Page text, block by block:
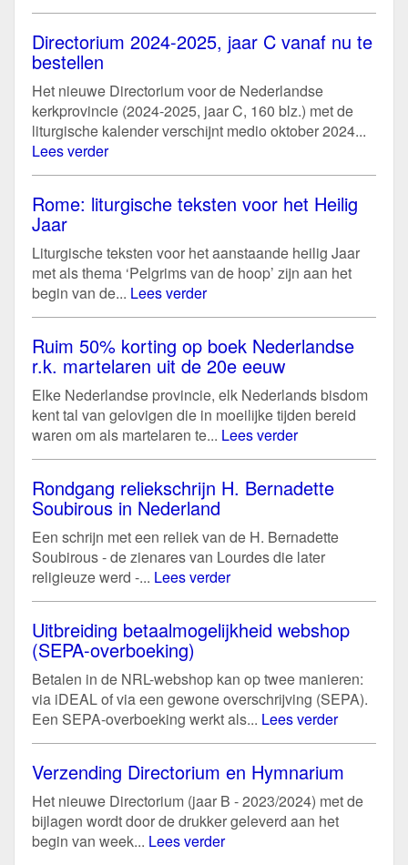
Directorium 2024-2025, jaar C vanaf nu te
bestellen
Het nieuwe Directorium voor de Nederlandse
kerkprovincie (2024-2025, jaar C, 160 blz.) met de
liturgische kalender verschijnt medio oktober 2024...
Lees verder
Rome: liturgische teksten voor het Heilig
Jaar
Liturgische teksten voor het aanstaande heilig Jaar
met als thema ‘Pelgrims van de hoop’ zijn aan het
begin van de... Lees verder
Ruim 50% korting op boek Nederlandse
r.k. martelaren uit de 20e eeuw
Elke Nederlandse provincie, elk Nederlands bisdom
kent tal van gelovigen die in moeilijke tijden bereid
waren om als martelaren te... Lees verder
Rondgang reliekschrijn H. Bernadette
Soubirous in Nederland
Een schrijn met een reliek van de H. Bernadette
Soubirous - de zienares van Lourdes die later
religieuze werd -... Lees verder
Uitbreiding betaalmogelijkheid webshop
(SEPA-overboeking)
Betalen in de NRL-webshop kan op twee manieren:
via iDEAL of via een gewone overschrijving (SEPA).
Een SEPA-overboeking werkt als... Lees verder
Verzending Directorium en Hymnarium
Het nieuwe Directorium (jaar B - 2023/2024) met de
bijlagen wordt door de drukker geleverd aan het
begin van week... Lees verder